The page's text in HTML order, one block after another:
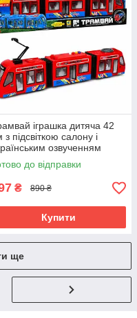
іграшка дитяча 42
з підсвіткою салону і
озвученням
(61075)
до відправки
₴ 890 ₴
Купити
ще